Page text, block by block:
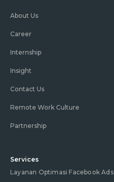
About Us
Career
Internship
Insight
Contact Us
Remote Work Culture
Partnership
Services
Layanan Optimasi Facebook Ads